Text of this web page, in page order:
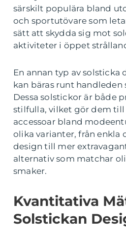
särskilt populära bland
och sportutövare som
sätt att skydda sig mot
aktiviteter i öppet
En annan typ av solsticka
kan bäras runt handleden
Dessa solstickor är både
stilfulla, vilket gör dem
accessoar bland
olika varianter, från enkla
design till mer
alternativ som matchar
smaker.
Kvantitativa
Solstickan